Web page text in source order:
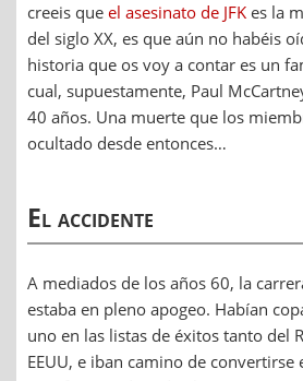
creeis que el asesinato de JFK es la
del siglo XX, es que aún no habéis
historia que os voy a contar es un
cual, supuestamente, Paul
40 años. Una muerte que los
ocultado desde entonces…
El accidente
A mediados de los años 60, la
estaba en pleno apogeo. Habían
uno en las listas de éxitos tanto del
EEUU, e iban camino de convertirse